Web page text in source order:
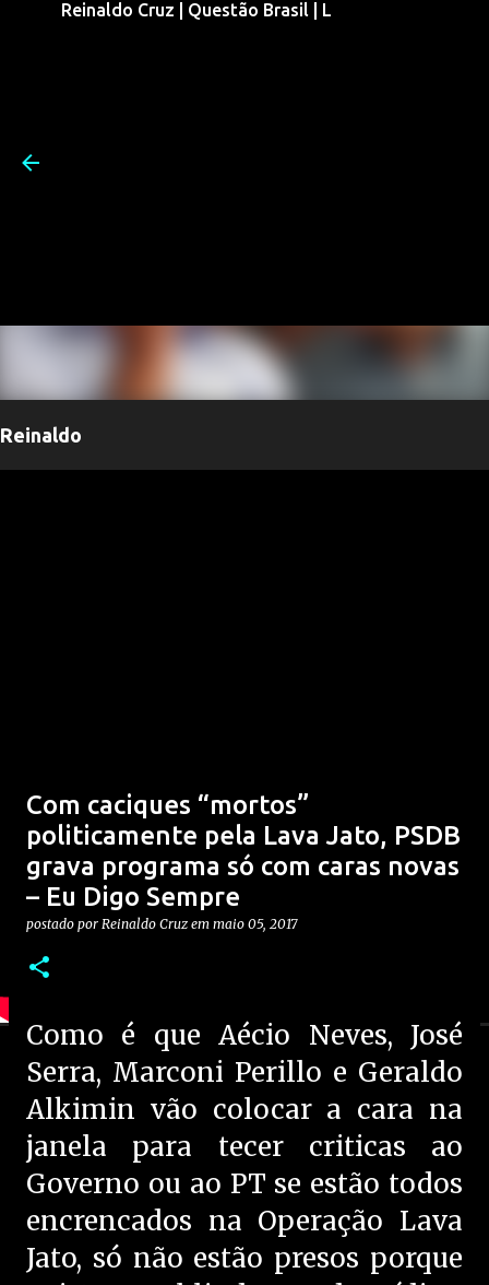
Reinaldo Cruz | Questão Brasil | L
Reinaldo
Com caciques “mortos”
politicamente pela Lava Jato, PSDB
grava programa só com caras novas
– Eu Digo Sempre
postado por Reinaldo Cruz em maio 05, 2017
Como é que Aécio Neves, José
Serra, Marconi Perillo e Geraldo
Alkimin vão colocar a cara na
janela para tecer criticas ao
Governo ou ao PT se estão todos
encrencados na Operação Lava
Jato, só não estão presos porque